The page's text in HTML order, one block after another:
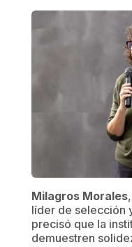
​Milagros Morales
líder de selección
precisó que la
demuestren